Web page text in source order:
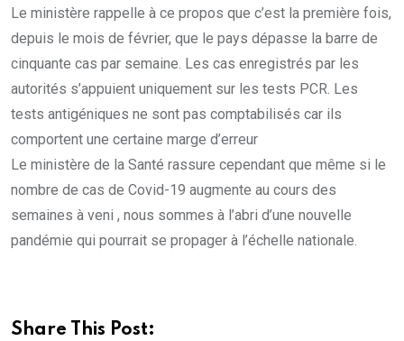
Le ministère rappelle à ce propos que c’est la première fois,
depuis le mois de février, que le pays dépasse la barre de
cinquante cas par semaine. Les cas enregistrés par les
autorités s’appuient uniquement sur les tests PCR. Les
tests antigéniques ne sont pas comptabilisés car ils
comportent une certaine marge d’erreur
Le ministère de la Santé rassure cependant que même si le
nombre de cas de Covid-19 augmente au cours des
semaines à veni , nous sommes à l’abri d’une nouvelle
pandémie qui pourrait se propager à l’échelle nationale.
Share This Post: